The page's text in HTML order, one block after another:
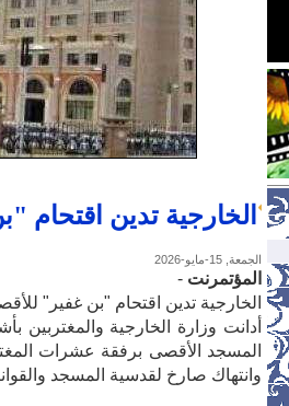
الخارجية تدين اقتحام
الجمعة, 15-مايو-2026
المؤتمرنت -
الخارجية تدين اقتحام "بن غفير"
أدانت وزارة الخارجية والمغتربين
المسجد الأقصى برفقة عشرات
وانتهاك صارخ لقدسية المسجد